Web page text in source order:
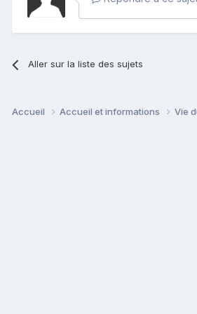
Aller sur la liste des sujets
Accueil Accueil et informations Vie